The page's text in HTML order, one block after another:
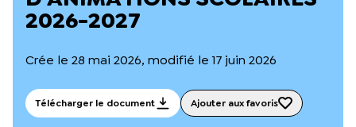
Notre documentation
Ressources pour les parents
Podcast 🎙️
L’équipe du Crips
2026-2027
Crée le 28 mai 2026, modifié le 17 juin 2026
Télécharger le document Ajouter aux favoris